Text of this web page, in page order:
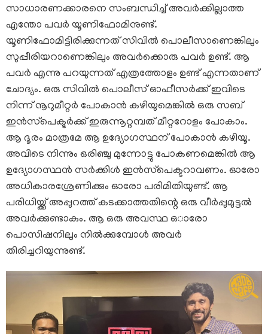
സാധാരണക്കാരനെ സംബന്ധിച്ച് അവർക്കില്ലാത്ത
എന്തോ പവർ യൂണിഫോമിനുണ്ട്.
യൂണിഫോമിട്ടിരിക്കുന്നത് സിവിൽ പൊലീസാണെങ്കിലും
സുപ്പീരിയറാണെങ്കിലും അവർക്കൊരു പവർ ഉണ്ട്. ആ
പവർ എന്നു പറയുന്നത് എത്രത്തോളം ഉണ്ട് എന്നതാണ്
ചോദ്യം. ഒരു സിവിൽ പൊലീസ് ഓഫീസർക്ക് ഇവിടെ
നിന്ന് നൂറുമീറ്റർ പോകാൻ കഴിയുമെങ്കിൽ ഒരു സബ്
ഇൻസ്‌പെക്ടർക്ക് ഇരുന്നൂറ്റമ്പത് മീറ്ററോളം പോകാം.
ആ ദൂരം മാത്രമേ ആ ഉദ്യോഗസ്ഥന് പോകാൻ കഴിയൂ.
അവിടെ നിന്നും ഒരിഞ്ചു മുന്നോട്ടു പോകണമെങ്കിൽ ആ
ഉദ്യോഗസ്ഥൻ സർക്കിൾ ഇൻസ്‌പെക്ടറാവണം. ഓരോ
അധികാരശ്രേണിക്കും ഓരോ പരിമിതിയുണ്ട്. ആ
പരിധിയ്ക്ക് അപ്പുറത്ത് കടക്കാത്തതിന്റെ ഒരു വീർപ്പുമുട്ടൽ
അവർക്കുണ്ടാകും. ആ ഒരു അവസ്ഥ ഒാരോ
പൊസിഷനിലും നിൽക്കുമ്പോൾ അവർ
തിരിച്ചറിയുന്നുണ്ട്.
sajas2.jpg